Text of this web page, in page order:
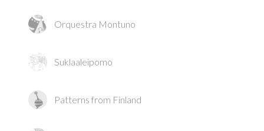
Orquestra Montuno
Suklaaleipomo
Patterns from Finland